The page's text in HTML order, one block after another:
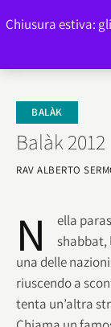
BALÀK
Balàk 2012
RAV ALBERTO
N
ella
shabbat,
una delle
riuscendo a
tenta un’altra
Chiusura estiva: